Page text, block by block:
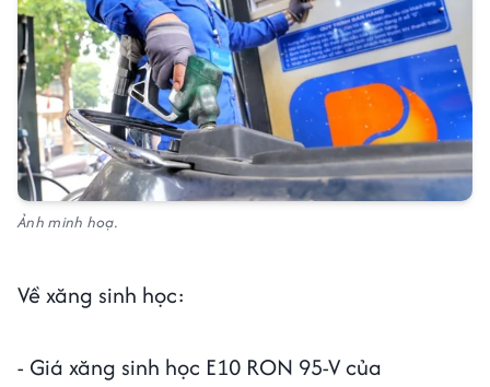
Ảnh minh hoạ.
Về xăng sinh học:
- Giá xăng sinh học E10 RON 95-V của